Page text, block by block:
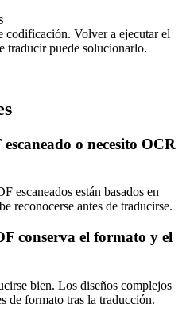
codificación. Volver a ejecutar el
traducir puede solucionarlo.
o necesito OCR
escaneados están basados en
reconocerse antes de traducirse.
conserva el formato y el
bien. Los diseños complejos
de formato tras la traducción.